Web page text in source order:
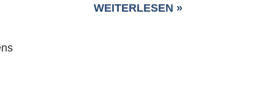
WEITERLESEN »